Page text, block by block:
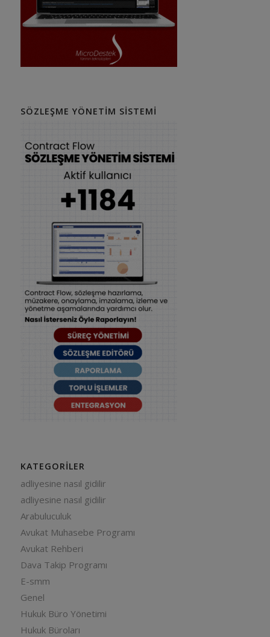
SÖZLEŞME YÖNETIM SISTEMI
KATEGORILER
adliyesine nasıl gidilir
adliyesine nasıl gidilir
Arabuluculuk
Avukat Muhasebe Programı
Avukat Rehberi
Dava Takip Programı
E-smm
Genel
Hukuk Büro Yönetimi
Hukuk Büroları